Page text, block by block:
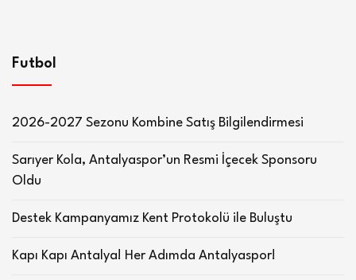
Futbol
2026-2027 Sezonu Kombine Satış Bilgilendirmesi
Sarıyer Kola, Antalyaspor’un Resmi İçecek Sponsoru
Oldu
Destek Kampanyamız Kent Protokolü ile Buluştu
Kapı Kapı Antalya! Her Adımda Antalyaspor!